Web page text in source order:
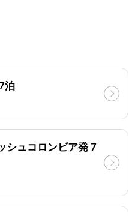
泊
シュコロンビア発 7